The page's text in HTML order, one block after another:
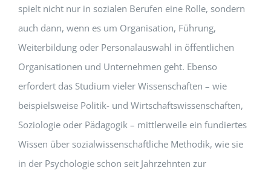
spielt nicht nur in sozialen Berufen eine Rolle, sondern
auch dann, wenn es um Organisation, Führung,
Weiterbildung oder Personalauswahl in öffentlichen
Organisationen und Unternehmen geht. Ebenso
erfordert das Studium vieler Wissenschaften – wie
beispielsweise Politik- und Wirtschaftswissenschaften,
Soziologie oder Pädagogik – mittlerweile ein fundiertes
Wissen über sozialwissenschaftliche Methodik, wie sie
in der Psychologie schon seit Jahrzehnten zur